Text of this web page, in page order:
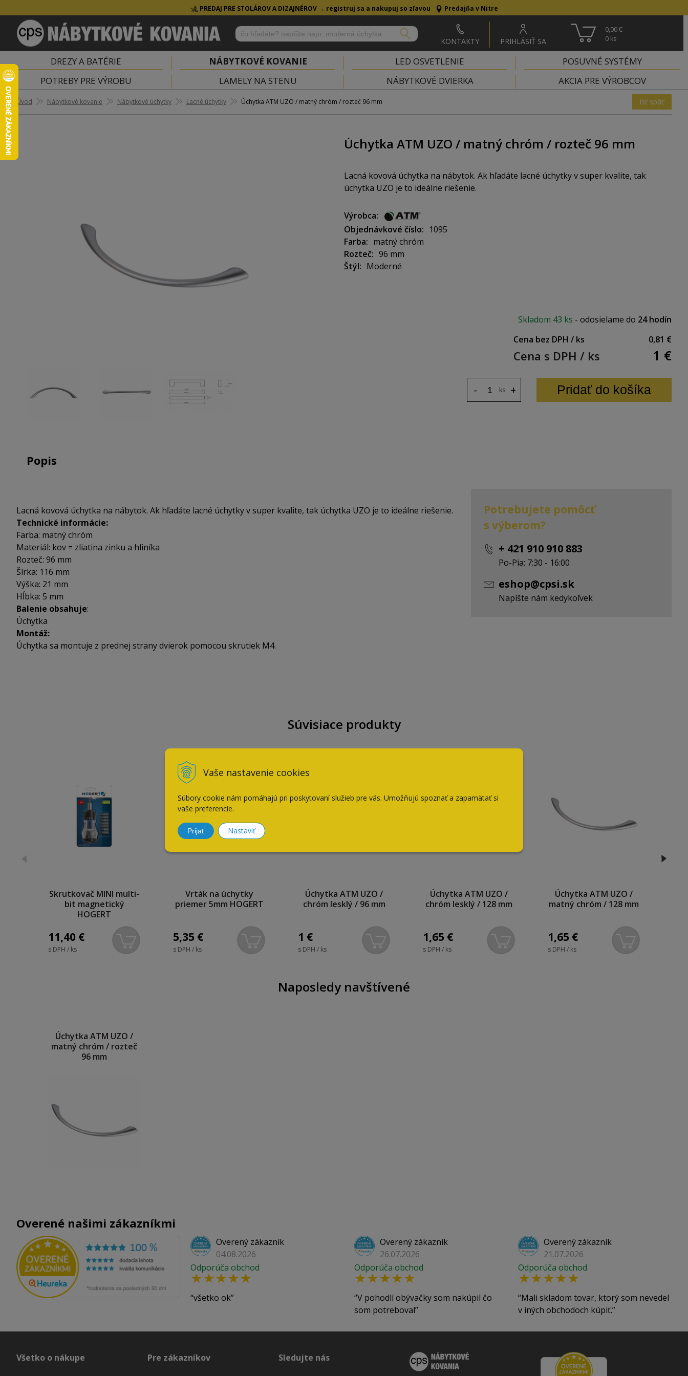
Vaše nastavenie cookies
Súbory cookie nám pomáhajú pri poskytovaní služieb pre vás. Umožňujú spoznať a zapamätať si
vaše preferencie.
Prijať Nastaviť
PREDAJ PRE STOLÁROV A DIZAJNÉROV → registruj sa a nakupuj so zľavou Predajňa v Nitre
KONTAKTY PRIHLÁSIŤ SA
0,00 €
0 ks
DREZY A BATÉRIE NÁBYTKOVÉ KOVANIE LED OSVETLENIE
POSUVNÉ SYSTÉMY
POTREBY PRE VÝROBU
LAMELY NA STENU NÁBYTKOVÉ DVIERKA AKCIA PRE VÝROBCOV
Úvod Nábytkové kovanie Nábytkové úchytky Lacné úchytky Úchytka ATM UZO / matný chróm / rozteč 96 mm ísť späť
Úchytka ATM UZO / matný chróm / rozteč 96 mm
Lacná kovová úchytka na nábytok. Ak hľadáte lacné úchytky v super kvalite, tak
úchytka UZO je to ideálne riešenie.
Výrobca
Objednávkové číslo
1095
Farba
matný chróm
Rozteč
96 mm
Štýl
Moderné
Skladom 43 ks - odosielame do 24 hodín
Cena bez DPH / ks
0,81 €
Cena s DPH / ks 1 €
ks +
- Pridať do košíka
Popis
Lacná kovová úchytka na nábytok. Ak hľadáte lacné úchytky v super kvalite, tak úchytka UZO je to ideálne riešenie.
Technické informácie:
Farba: matný chróm
Materiál: kov = zliatina zinku a hliníka
Rozteč: 96 mm
Šírka: 116 mm
Výška: 21 mm
Hĺbka: 5 mm
Balenie obsahuje:
Úchytka
Montáž:
Úchytka sa montuje z prednej strany dvierok pomocou skrutiek M4.
Potrebujete pomôcť
s výberom?
+ 421 910 910 883
Po-Pia: 7:30 - 16:00
eshop@cpsi.sk
Napíšte nám kedykoľvek
Súvisiace produkty
Skrutkovač MINI multi-
bit magnetický
HOGERT
11,40 €
s DPH / ks
Vrták na úchytky
priemer 5mm HOGERT
5,35 €
s DPH / ks
Úchytka ATM UZO /
chróm lesklý / 96 mm
1 €
s DPH / ks
Úchytka ATM UZO /
chróm lesklý / 128 mm
1,65 €
s DPH / ks
Úchytka ATM UZO /
matný chróm / 128 mm
1,65 €
s DPH / ks
Naposledy navštívené
Úchytka ATM UZO /
matný chróm / rozteč
96 mm
Overené našimi zákazníkmi
Overený zákazník
04.08.2026
Odporúča obchod
všetko ok
Overený zákazník
26.07.2026
Odporúča obchod
V pohodlí obývačky som nakúpil čo
som potreboval
Overený zákazník
21.07.2026
Odporúča obchod
Mali skladom tovar, ktorý som nevedel
v iných obchodoch kúpiť.
Všetko o nákupe Pre zákazníkov Sledujte nás